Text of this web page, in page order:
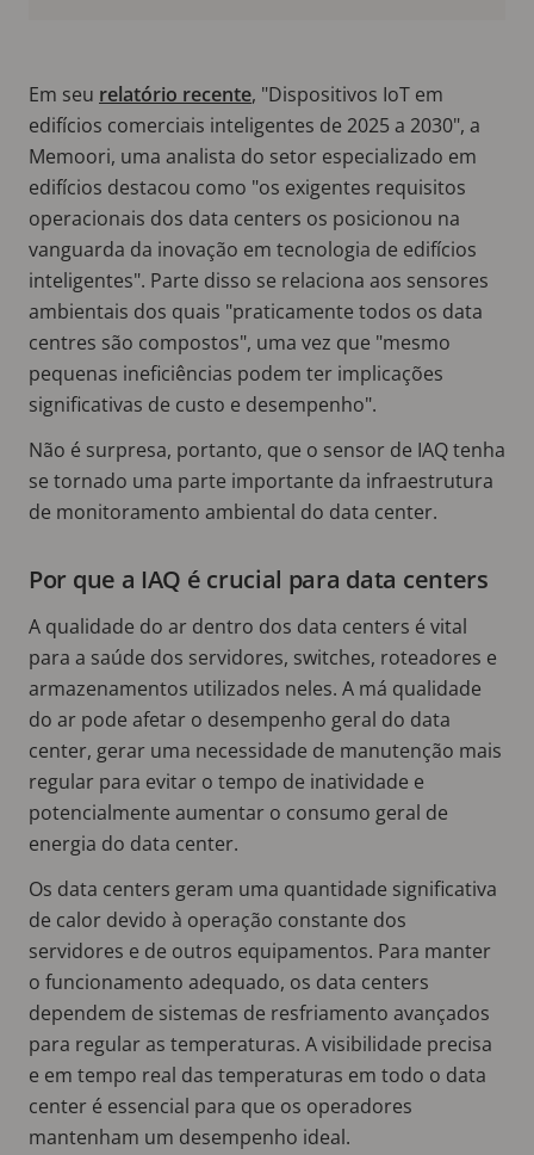
Em seu relatório recente, "Dispositivos IoT em
edifícios comerciais inteligentes de 2025 a 2030", a
Memoori, uma analista do setor especializado em
edifícios destacou como "os exigentes requisitos
operacionais dos data centers os posicionou na
vanguarda da inovação em tecnologia de edifícios
inteligentes". Parte disso se relaciona aos sensores
ambientais dos quais "praticamente todos os data
centres são compostos", uma vez que "mesmo
pequenas ineficiências podem ter implicações
significativas de custo e desempenho".
Não é surpresa, portanto, que o sensor de IAQ tenha
se tornado uma parte importante da infraestrutura
de monitoramento ambiental do data center.
Por que a IAQ é crucial para data centers
A qualidade do ar dentro dos data centers é vital
para a saúde dos servidores, switches, roteadores e
armazenamentos utilizados neles. A má qualidade
do ar pode afetar o desempenho geral do data
center, gerar uma necessidade de manutenção mais
regular para evitar o tempo de inatividade e
potencialmente aumentar o consumo geral de
energia do data center.
Os data centers geram uma quantidade significativa
de calor devido à operação constante dos
servidores e de outros equipamentos. Para manter
o funcionamento adequado, os data centers
dependem de sistemas de resfriamento avançados
para regular as temperaturas. A visibilidade precisa
e em tempo real das temperaturas em todo o data
center é essencial para que os operadores
mantenham um desempenho ideal.